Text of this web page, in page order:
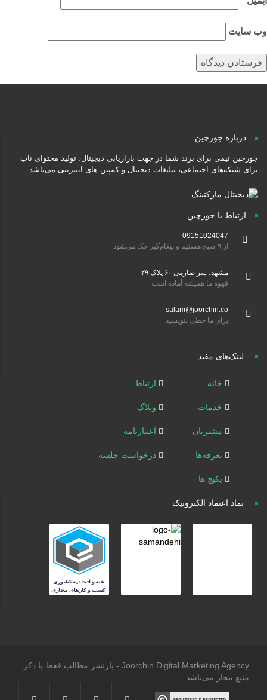
سایت
درباره جورچین
جورچین تیمی برای برند شما در جهت بازاریابی دیجیتال، تولید محتوای ناب
برای شبکه‌های اجتماعی، تبلیغات دیجیتال و کمپین های اینترنتی می‌باشد.
ارتباط با جورچین
09151024047
مشهد، سر صارمی ۶۰ پلاک ۲۹
قهوه ما همیشه آماده است
salam@joorchin.co
برای ما خطی بنویسید
لینک‌های مفید
خانه
خدمات
مشتریان
تعرفه‌ها
پکیج ها
ارتباط
وبلاگ
اعتبارنامه
درخواست جلسه
نماد اعتماد الکترونیک
Joorchin Digital Marketing Agency - بازنشر مطالب فقط با ذکر
منبع مجاز می‌باشد